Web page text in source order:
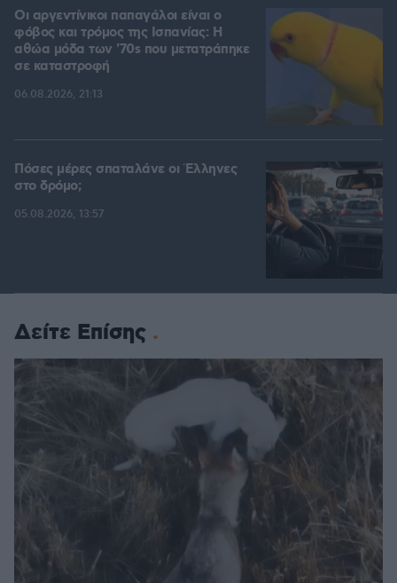
Οι αργεντίνικοι παπαγάλοι είναι ο
φόβος και τρόμος της Ισπανίας: Η
αθώα μόδα των '70s που μετατράπηκε
σε καταστροφή
06.08.2026, 21:13
Πόσες μέρες σπαταλάνε οι Έλληνες
στο δρόμο;
05.08.2026, 13:57
Δείτε Επίσης